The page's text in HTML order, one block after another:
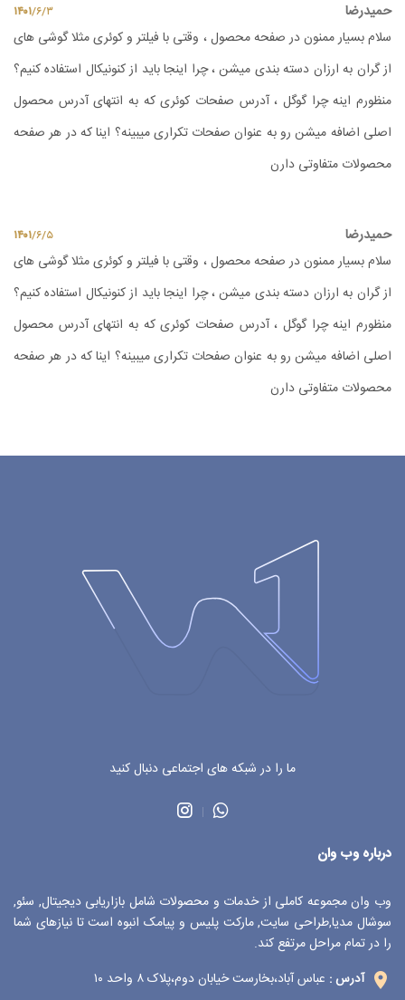
حمیدرضا ۱۴۰۱/۶/۳
سلام بسیار ممنون در صفحه محصول ، وقتی با فیلتر و کوئری مثلا گوشی های
از گران به ارزان دسته بندی میشن ، چرا اینجا باید از کنونیکال استفاده کنیم؟
منظورم اینه چرا گوگل ، آدرس صفحات کوئری که به انتهای آدرس محصول
اصلی اضافه میشن رو به عنوان صفحات تکراری میبینه؟ اینا که در هر صفحه
محصولات متفاوتی دارن
حمیدرضا ۱۴۰۱/۶/۵
سلام بسیار ممنون در صفحه محصول ، وقتی با فیلتر و کوئری مثلا گوشی های
از گران به ارزان دسته بندی میشن ، چرا اینجا باید از کنونیکال استفاده کنیم؟
منظورم اینه چرا گوگل ، آدرس صفحات کوئری که به انتهای آدرس محصول
اصلی اضافه میشن رو به عنوان صفحات تکراری میبینه؟ اینا که در هر صفحه
محصولات متفاوتی دارن
درباره وب وان
وب وان مجموعه کاملی از خدمات و محصولات شامل بازاریابی دیجیتال, سئو,
سوشال مدیا,طراحی سایت, مارکت پلیس و پیامک انبوه است تا نیازهای شما
را در تمام مراحل مرتفع کند.
آدرس : عباس آباد،بخارست خیابان دوم،پلاک ۸ واحد ۱۰
ما را در شبکه های اجتماعی دنبال کنید